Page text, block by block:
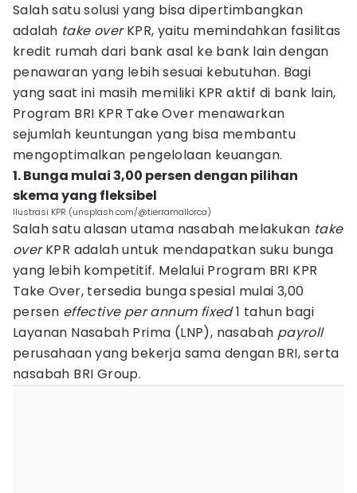
Salah satu solusi yang bisa dipertimbangkan
adalah take overKPR, yaitu memindahkan fasilitas
kredit rumah dari bank asal ke bank lain dengan
penawaran yang lebih sesuai kebutuhan. Bagi
yang saat ini masih memiliki KPR aktif di bank lain,
Program BRI KPR Take Over menawarkan
sejumlah keuntungan yang bisa membantu
mengoptimalkan pengelolaan keuangan.
1. Bunga mulai 3,00 persen dengan pilihan
skema yang fleksibel
Ilustrasi KPR (unsplash.com/@tierramallorca)
Salah satu alasan utama nasabah melakukan take
overKPR adalah untuk mendapatkan suku bunga
yang lebih kompetitif. Melalui Program BRI KPR
Take Over, tersedia bunga spesial mulai 3,00
persen effective per annum fixed1 tahun bagi
Layanan Nasabah Prima (LNP), nasabah payroll
perusahaan yang bekerja sama dengan BRI, serta
nasabah BRI Group.